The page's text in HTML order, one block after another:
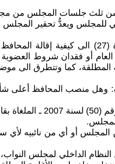
من ثلث جلسات المجلس من
للمجلس ويعدُّ تحقير المجلس أو
وكذلك أشار في الفقرة (11) من
المطلقة، كما وتتطرق الى
منصب المحافظ أعلى
أو أي من نائبيه لأي
في هذه الفقرة من المادة (12) من